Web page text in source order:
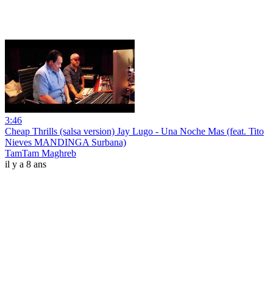
3:46
Cheap Thrills (salsa version) Jay Lugo - Una Noche Mas (feat. Tito
Nieves MANDINGA Surbana)
TamTam Maghreb
il y a 8 ans